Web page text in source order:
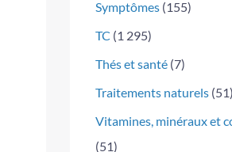
Symptômes (155)
TC (1 295)
Thés et santé (7)
Traitements naturels (51)
Vitamines, minéraux et
(51)